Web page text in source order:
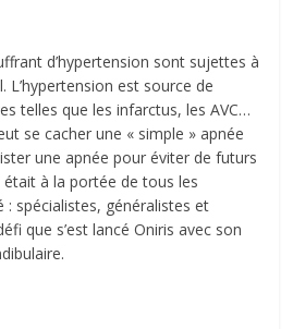
d’hypertension sont sujettes à
L’hypertension est source de
telles que les infarctus, les AVC…
se cacher une « simple » apnée
une apnée pour éviter de futurs
était à la portée de tous les
spécialistes, généralistes et
que s’est lancé Oniris avec son